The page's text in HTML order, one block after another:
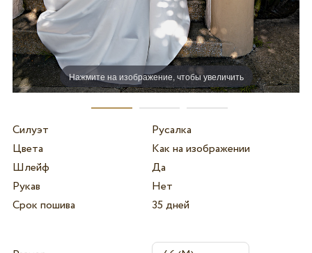
Нажмите на изображение, чтобы увеличить
Силуэт
Русалка
Цвета
Как на изображении
Шлейф
Да
Рукав
Нет
Срок пошива
35 дней